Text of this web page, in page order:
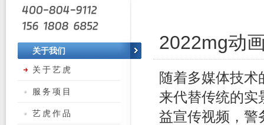
2022mg动
随着多媒体技术
来代替传统的实
益宣传视频，警
关于我们
关于艺虎
服务项目
艺虎作品